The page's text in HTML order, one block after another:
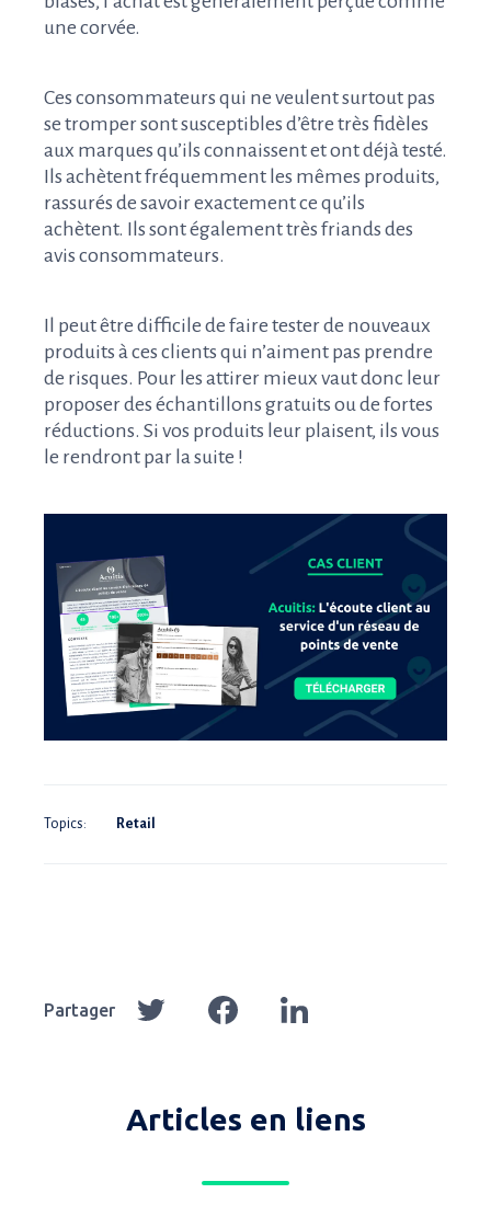
une corvée.
Ces consommateurs qui ne veulent surtout pas
se tromper sont susceptibles d’être très fidèles
aux marques qu’ils connaissent et ont déjà testé.
Ils achètent fréquemment les mêmes produits,
rassurés de savoir exactement ce qu’ils
achètent. Ils sont également très friands des
avis consommateurs.
Il peut être difficile de faire tester de nouveaux
produits à ces clients qui n’aiment pas prendre
de risques. Pour les attirer mieux vaut donc leur
proposer des échantillons gratuits ou de fortes
réductions. Si vos produits leur plaisent, ils vous
le rendront par la suite !
Topics: Retail
Partager
sur
Partager
sur
sur
Articles en liens